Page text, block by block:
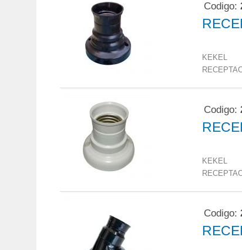
Codigo:
KEKEL
Codigo:
KEKEL
Codigo: